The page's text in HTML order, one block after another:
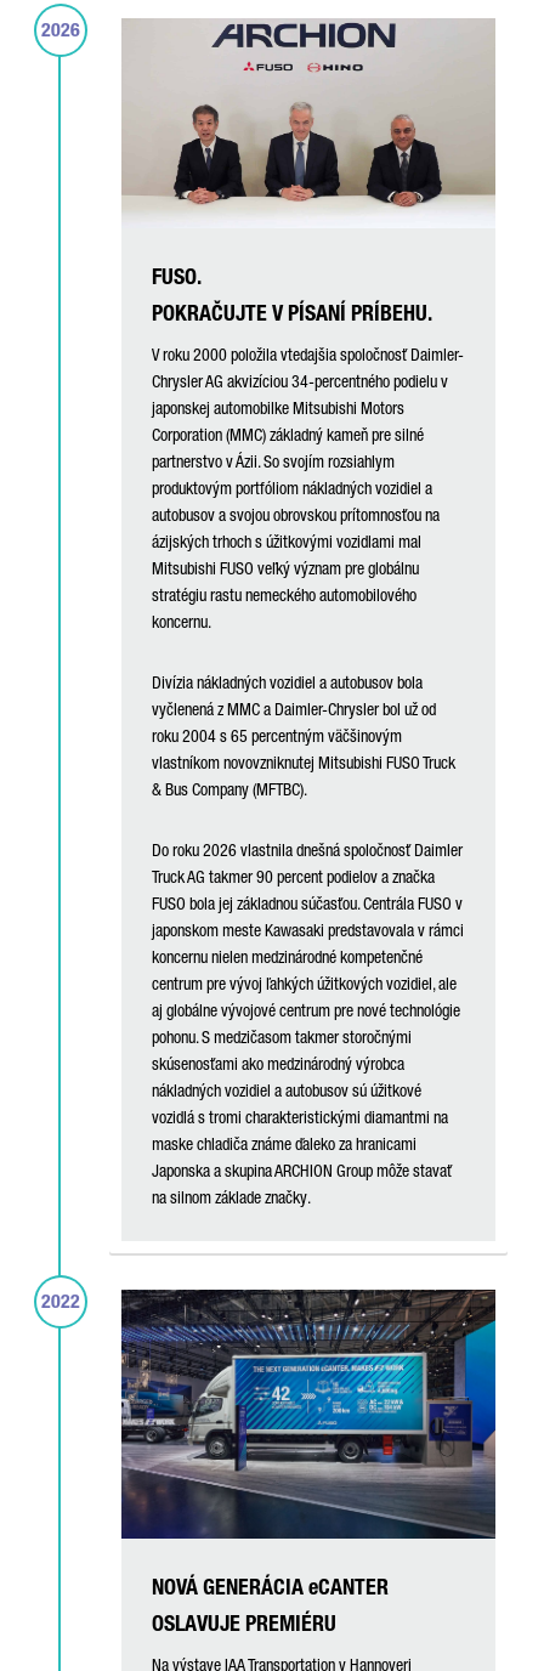
FUSO.
POKRAČUJTE V PÍSANÍ PRÍBEHU.
V roku 2000 položila vtedajšia spoločnosť Daimler-
Chrysler AG akvizíciou 34-percentného podielu v
japonskej automobilke Mitsubishi Motors
Corporation (MMC) základný kameň pre silné
partnerstvo v Ázii. So svojím rozsiahlym
produktovým portfóliom nákladných vozidiel a
autobusov a svojou obrovskou prítomnosťou na
ázijských trhoch s úžitkovými vozidlami mal
Mitsubishi FUSO veľký význam pre globálnu
stratégiu rastu nemeckého automobilového
koncernu.
Divízia nákladných vozidiel a autobusov bola
vyčlenená z MMC a Daimler-Chrysler bol už od
roku 2004 s 65 percentným väčšinovým
vlastníkom novovzniknutej Mitsubishi FUSO Truck
& Bus Company (MFTBC).
Do roku 2026 vlastnila dnešná spoločnosť Daimler
Truck AG takmer 90 percent podielov a značka
FUSO bola jej základnou súčasťou. Centrála FUSO v
japonskom meste Kawasaki predstavovala v rámci
koncernu nielen medzinárodné kompetenčné
centrum pre vývoj ľahkých úžitkových vozidiel, ale
aj globálne vývojové centrum pre nové technológie
pohonu. S medzičasom takmer storočnými
skúsenosťami ako medzinárodný výrobca
nákladných vozidiel a autobusov sú úžitkové
vozidlá s tromi charakteristickými diamantmi na
maske chladiča známe ďaleko za hranicami
Japonska a skupina ARCHION Group môže stavať
na silnom základe značky.
2026
NOVÁ GENERÁCIA eCANTER
OSLAVUJE PREMIÉRU
Na výstave IAA Transportation v Hannoveri
2022